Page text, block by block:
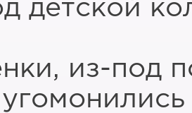
детской
из-под